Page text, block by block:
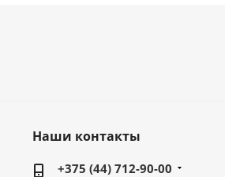
Наши контакты
+375 (44) 712-90-00